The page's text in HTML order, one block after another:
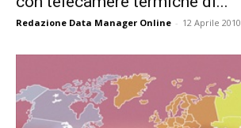
Redazione Data Manager Online - 12 Aprile 2010